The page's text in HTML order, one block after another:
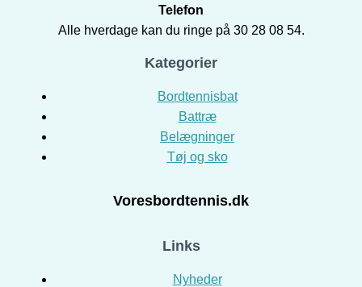
Telefon
Alle hverdage kan du ringe på 30 28 08 54.
Kategorier
Bordtennisbat
Battræ
Belægninger
Tøj og sko
Voresbordtennis.dk
Links
Nyheder